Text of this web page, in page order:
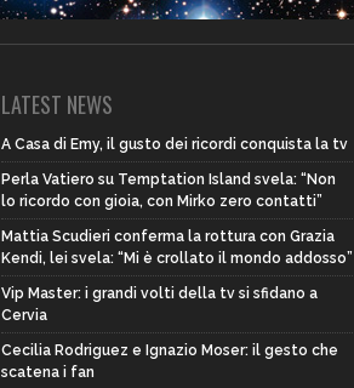
LATEST NEWS
A Casa di Emy, il gusto dei ricordi conquista la tv
Perla Vatiero su Temptation Island svela: “Non
lo ricordo con gioia, con Mirko zero contatti”
Mattia Scudieri conferma la rottura con Grazia
Kendi, lei svela: “Mi è crollato il mondo addosso”
Vip Master: i grandi volti della tv si sfidano a
Cervia
Cecilia Rodriguez e Ignazio Moser: il gesto che
scatena i fan